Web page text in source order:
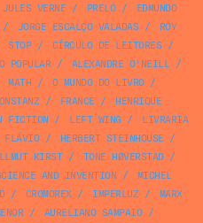
JULES VERNE / PRELO/
EDMUNDO
/ JORGE ESCALÇO VALADAS /
ROY
STOP/ CÍRCULO DE LEITORES /
POPULAR/ ALEXANDRE O'NEILL/
MATH / O MUNDO DO LIVRO/
/ FRANCE /
HENRIQUE
FICTION / LEFT WING /
LIVRARIA
FLÁVIO/ HERBERT STEINHOUSE /
KIRST/ TONE HØVERSTAD/
AND INVENTION /
MICHEL
/ CROMOREX/ IMPERLUZ /
MARX
/ AURELIANO SAMPAIO/